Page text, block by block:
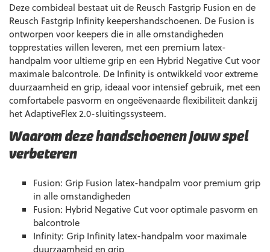
Deze combideal bestaat uit de Reusch Fastgrip Fusion en de
Reusch Fastgrip Infinity keepershandschoenen. De Fusion is
ontworpen voor keepers die in alle omstandigheden
topprestaties willen leveren, met een premium latex-
handpalm voor ultieme grip en een Hybrid Negative Cut voor
maximale balcontrole. De Infinity is ontwikkeld voor extreme
duurzaamheid en grip, ideaal voor intensief gebruik, met een
comfortabele pasvorm en ongeëvenaarde flexibiliteit dankzij
het AdaptiveFlex 2.0-sluitingssysteem.
Waarom deze handschoenen jouw spel
verbeteren
Fusion: Grip Fusion latex-handpalm voor premium grip
in alle omstandigheden
Fusion: Hybrid Negative Cut voor optimale pasvorm en
balcontrole
Infinity: Grip Infinity latex-handpalm voor maximale
duurzaamheid en grip